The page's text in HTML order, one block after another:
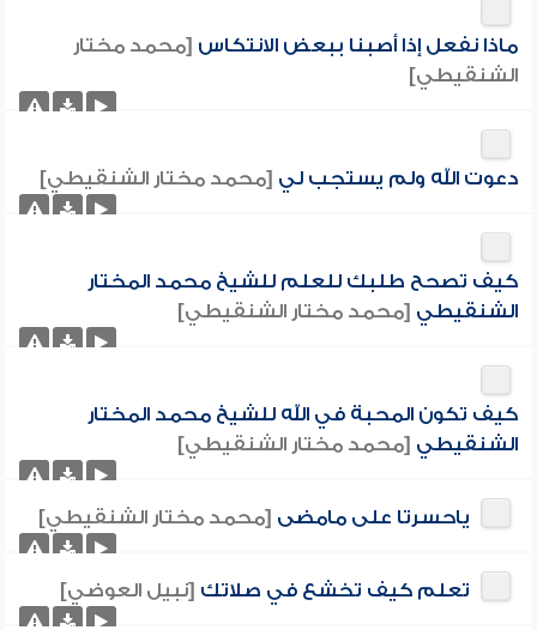
ماذا نفعل إذا أصبنا ببعض الانتكاس [محمد مختار
الشنقيطي]
دعوت الله ولم يستجب لي [محمد مختار الشنقيطي]
كيف تصحح طلبك للعلم للشيخ محمد المختار
الشنقيطي [محمد مختار الشنقيطي]
كيف تكون المحبة في الله للشيخ محمد المختار
الشنقيطي [محمد مختار الشنقيطي]
ياحسرتا على مامضى [محمد مختار الشنقيطي]
تعلم كيف تخشع في صلاتك [نبيل العوضي]